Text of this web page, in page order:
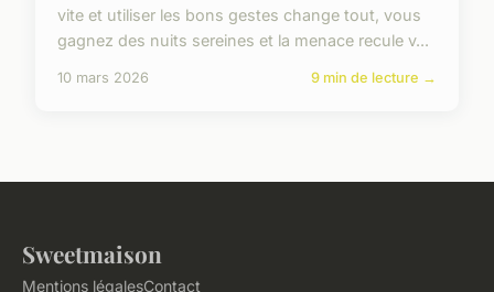
vite et utiliser les bons gestes change tout, vous
gagnez des nuits sereines et la menace recule v...
10 mars 2026 9 min de lecture →
Sweetmaison
Mentions légalesContact